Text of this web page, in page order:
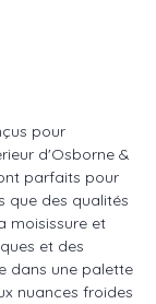
pour
d'Osborne &
parfaits pour
que des qualités
moisissure et
et des
dans une palette
nuances froides